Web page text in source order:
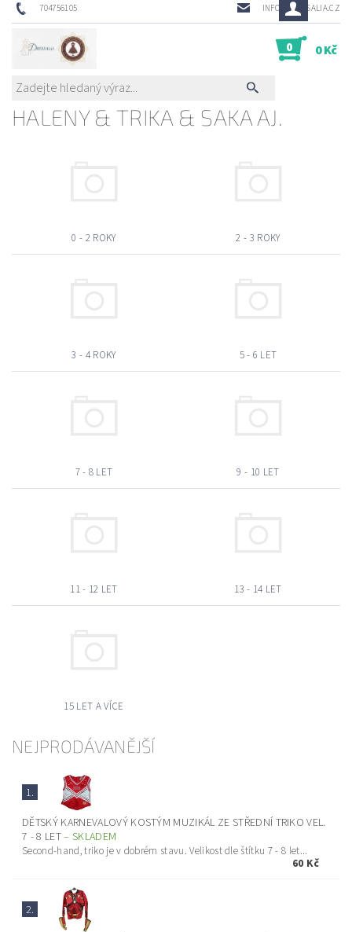
704756105 INFO@DRESSALIA.CZ
0 0 Kč
HALENY & TRIKA & SAKA AJ.
0 - 2 ROKY 2 - 3 ROKY
3 - 4 ROKY 5 - 6 LET
7 - 8 LET 9 - 10 LET
11 - 12 LET 13 - 14 LET
15 LET A VÍCE
NEJPRODÁVANĚJŠÍ
1.
DĚTSKÝ KARNEVALOVÝ KOSTÝM MUZIKÁL ZE STŘEDNÍ TRIKO VEL.
7 - 8 LET– SKLADEM
Second-hand, triko je v dobrém stavu. Velikost dle štítku 7 - 8 let...
60 Kč
2.